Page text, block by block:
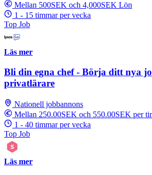
Mellan 500SEK och 4,000SEK Lön
1 - 15 timmar per vecka
Top Job
Läs mer
Bli din egna chef - Börja ditt nya
privatlärare
Nationell jobbannons
Mellan 250.00SEK och 550.00SEK per
1 - 40 timmar per vecka
Top Job
Läs mer